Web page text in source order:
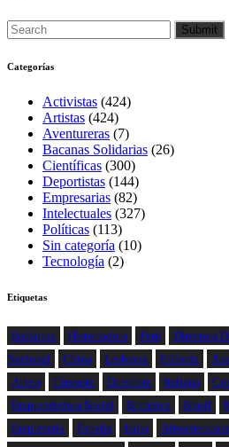
Categorías
Activistas (424)
Artistas (424)
Aventureras (7)
Bacanas Solidarias (26)
Científicas (300)
Deportistas (144)
Empresarias (82)
Intelectuales (327)
Políticas (113)
Sin categoría (10)
Tecnología (2)
Etiquetas
Bailarina Historiadora Perú Directora
Nacional
China Lesbiana Filósofa
Atleta
Cineasta Directora Italiana
Emprendedora Social
Británica Brasil
Empresaria
España Italia Afroamericana